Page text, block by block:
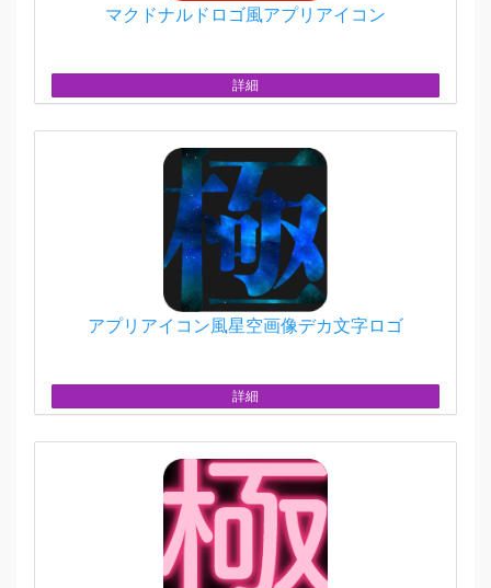
マクドナルドロゴ風アプリアイコン
詳細
アプリアイコン風星空画像デカ文字ロゴ
詳細